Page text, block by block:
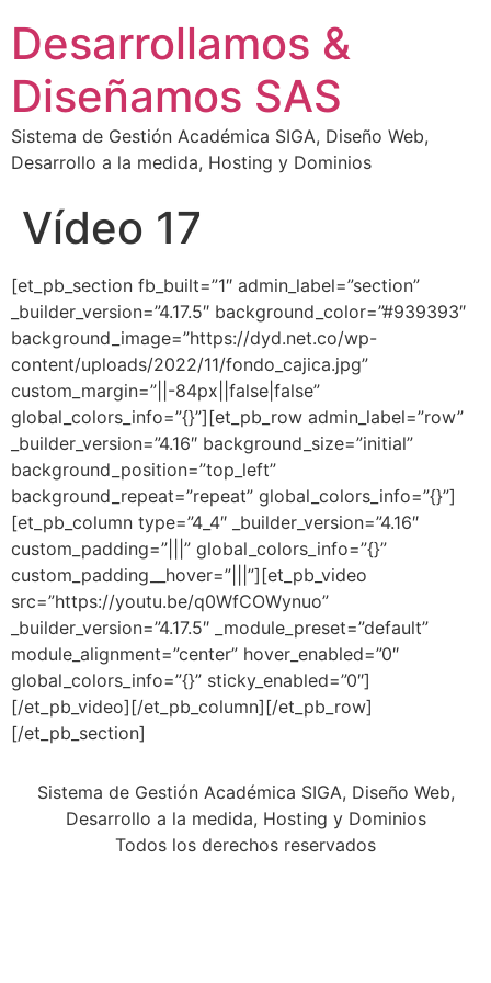
Desarrollamos &
Diseñamos SAS
Sistema de Gestión Académica SIGA, Diseño Web,
Desarrollo a la medida, Hosting y Dominios
Vídeo 17
[et_pb_section fb_built=”1″ admin_label=”section”
_builder_version=”4.17.5″ background_color=”#939393″
background_image=”https://dyd.net.co/wp-
content/uploads/2022/11/fondo_cajica.jpg”
custom_margin=”||-84px||false|false”
global_colors_info=”{}”][et_pb_row admin_label=”row”
_builder_version=”4.16″ background_size=”initial”
background_position=”top_left”
background_repeat=”repeat” global_colors_info=”{}”]
[et_pb_column type=”4_4″ _builder_version=”4.16″
custom_padding=”|||” global_colors_info=”{}”
custom_padding__hover=”|||”][et_pb_video
src=”https://youtu.be/q0WfCOWynuo”
_builder_version=”4.17.5″ _module_preset=”default”
module_alignment=”center” hover_enabled=”0″
global_colors_info=”{}” sticky_enabled=”0″]
[/et_pb_video][/et_pb_column][/et_pb_row]
[/et_pb_section]
Sistema de Gestión Académica SIGA, Diseño Web,
Desarrollo a la medida, Hosting y Dominios
Todos los derechos reservados